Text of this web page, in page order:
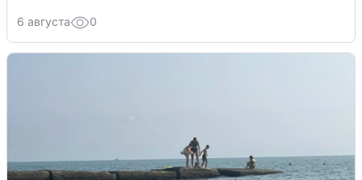
6 августа 0